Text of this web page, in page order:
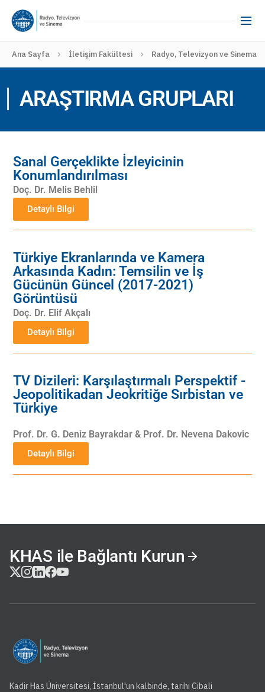
Ana Sayfa İletişim Fakültesi Radyo, Televizyon ve Sinema
ARAŞTIRMA GRUPLARI
Sanal Gerçeklikte İzleyicinin
Konumlandırılması
Doç. Dr. Melis Behlil
Detaylı Bilgi
Türkiye Ekranlarında ve Kamera
Arkasında Kadın: Temsilin ve İş
Gücünün Güncel (2017-2021)
Görüntüsü
Doç. Dr. Elif Akçalı
Detaylı Bilgi
TV Dizileri: Karşılaştırmalı Perspektif -
Jeopolitikadan Jeokritiğe Sırbistan ve
Türkiye
Prof. Dr. G. Deniz Bayrakdar & Prof. Dr. Nevena Dakovic
Detaylı Bilgi
KHAS ile Bağlantı Kurun
Kadir Has Üniversitesi, İstanbul'un kalbinde, tarihi Cibali